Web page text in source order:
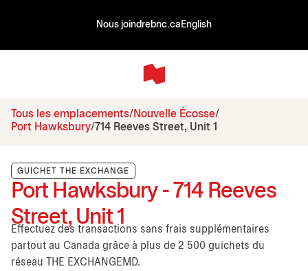
Nous joindrebnc.ca English
Tous les emplacements Nouvelle Écosse
Port Hawksbury 714 Reeves Street, Unit 1
GUICHET THE EXCHANGE
Port Hawksbury - 714 Reeves
Street, Unit 1
Effectuez des transactions sans frais supplémentaires
partout au Canada grâce à plus de 2 500 guichets du
réseau THE EXCHANGEMD.